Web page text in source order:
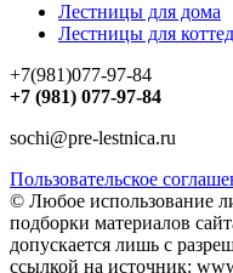
Лестницы для дома
Лестницы для
+7(981)077-97-84
+7 (981) 077-97-84
sochi@pre-lestnica.ru
Пользовательское
© Любое использование
подборки материалов
допускается лишь с
ссылкой на источник: